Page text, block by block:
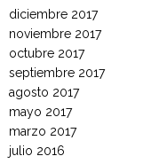
diciembre 2017
noviembre 2017
octubre 2017
septiembre 2017
agosto 2017
mayo 2017
marzo 2017
julio 2016